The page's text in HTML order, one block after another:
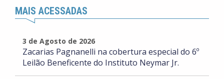
MAIS ACESSADAS
3 de Agosto de 2026
Zacarias Pagnanelli na cobertura especial do 6º
Leilão Beneficente do Instituto Neymar Jr.